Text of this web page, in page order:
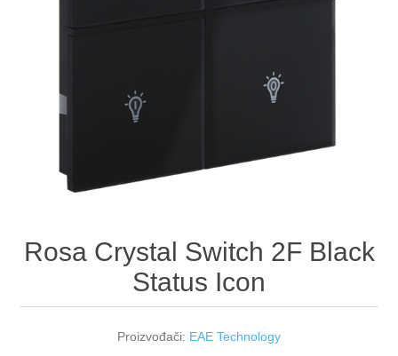
Rosa Crystal Switch 2F Black
Status Icon
Proizvođači: EAE Technology